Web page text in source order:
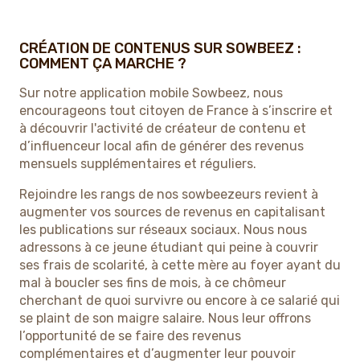
CRÉATION DE CONTENUS SUR SOWBEEZ :
COMMENT ÇA MARCHE ?
Sur notre application mobile Sowbeez, nous
encourageons tout citoyen de France à s’inscrire et
à découvrir l'activité de créateur de contenu et
d’influenceur local afin de générer des revenus
mensuels supplémentaires et réguliers.
Rejoindre les rangs de nos sowbeezeurs revient à
augmenter vos sources de revenus en capitalisant
les publications sur réseaux sociaux. Nous nous
adressons à ce jeune étudiant qui peine à couvrir
ses frais de scolarité, à cette mère au foyer ayant du
mal à boucler ses fins de mois, à ce chômeur
cherchant de quoi survivre ou encore à ce salarié qui
se plaint de son maigre salaire. Nous leur offrons
l’opportunité de se faire des revenus
complémentaires et d’augmenter leur pouvoir